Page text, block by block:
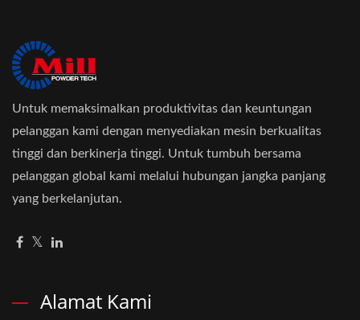
Untuk memaksimalkan produktivitas dan keuntungan
pelanggan kami dengan menyediakan mesin berkualitas
tinggi dan berkinerja tinggi. Untuk tumbuh bersama
pelanggan global kami melalui hubungan jangka panjang
yang berkelanjutan.
Alamat Kami